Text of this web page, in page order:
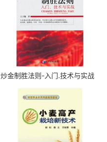
炒金制胜法则-入门.技术与实战